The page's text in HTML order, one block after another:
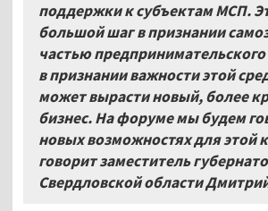
поддержки к субъектам МСП.
большой шаг в признании
частью
в признании важности этой
может вырасти новый, более
бизнес. На форуме мы будем
новых возможностях для этой
говорит заместитель
Свердловской области